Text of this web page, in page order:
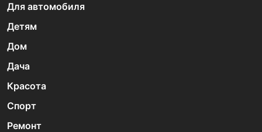
Для автомобиля
Детям
Дом
Дача
Красота
Спорт
Ремонт